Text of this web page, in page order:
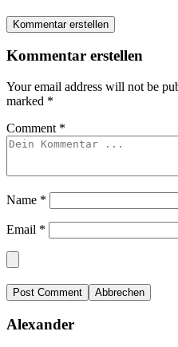
Kommentar erstellen
Kommentar erstellen
Your email address will not be
marked *
Comment *
Name *
Email *
Abbrechen
Alexander